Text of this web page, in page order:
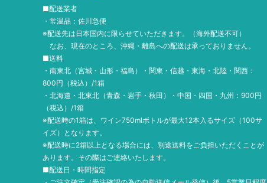
■配送業者
・常温品：佐川急便
※配送先は日本国内に限らせていただきます。（海外配送不可）
なお、現在のところ、沖縄・離島への配送は承っておりません。
■送料
・南東北（宮城・山形・福島）・関東・信越・東海・北陸・関西：
800円（税込）/1箱
・北海道・北東北（青森・岩手・秋田）・中国・四国・九州：900円
（税込）/1箱
※配送時の1箱は、ワイン750mlボトルが最大12本入るサイズ（100サ
イズ）となります。
※配送時に2箱以上となる場合には、別途送料をご負担いただくことが
あります。その際はご連絡いたします。
■配送日・時間指定